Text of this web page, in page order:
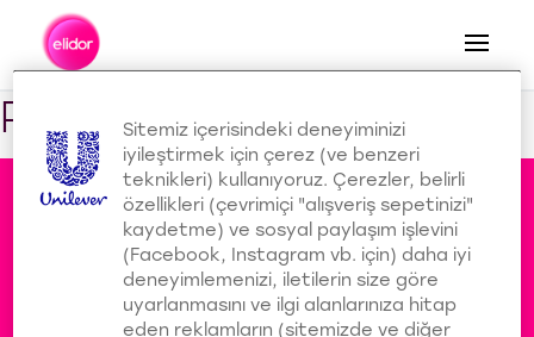
Arama
Products
Elidor Ailesine Sen De Katıl!
Sitemiz içerisindeki deneyiminizi
iyileştirmek için çerez (ve benzeri
teknikleri) kullanıyoruz. Çerezler, belirli
özellikleri (çevrimiçi "alışveriş sepetinizi"
kaydetme) ve sosyal paylaşım işlevini
(Facebook, Instagram vb. için) daha iyi
deneyimlemenizi, iletilerin size göre
uyarlanmasını ve ilgi alanlarınıza hitap
eden reklamların (sitemizde ve diğer